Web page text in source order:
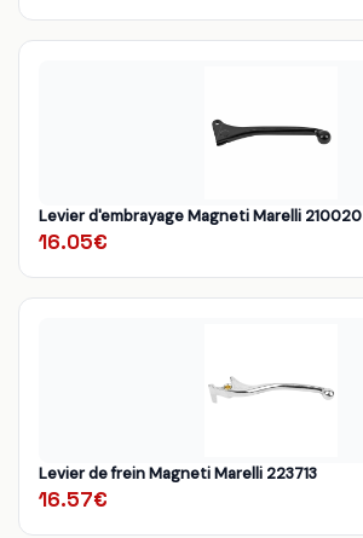
Levier d'embrayage Magneti Marelli 210020
16.05€
Levier de frein Magneti Marelli 223713
16.57€